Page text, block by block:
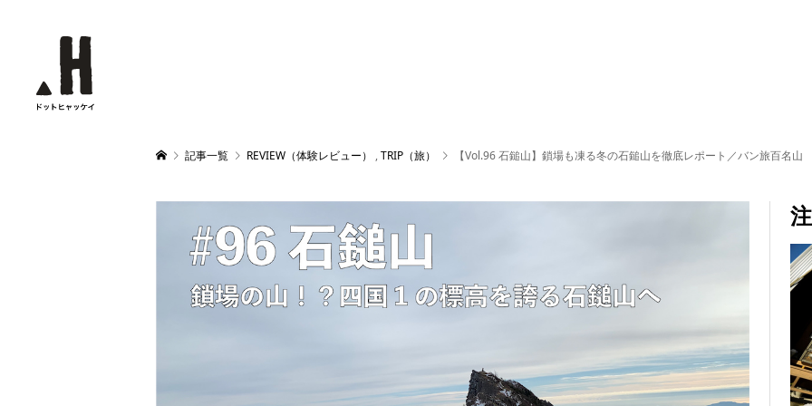
記事一覧 REVIEW（体験レビュー） ,TRIP（旅） 【Vol.96 石鎚山】鎖場も凍る冬の石鎚山を徹底レポート／バン旅百名山